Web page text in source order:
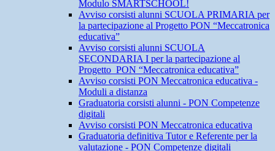
Modulo SMARTSCHOOL!
Avviso corsisti alunni SCUOLA PRIMARIA per
la partecipazione al Progetto PON “Meccatronica
educativa”
Avviso corsisti alunni SCUOLA
SECONDARIA I per la partecipazione al
Progetto PON “Meccatronica educativa”
Avviso corsisti PON Meccatronica educativa -
Moduli a distanza
Graduatoria corsisti alunni - PON Competenze
digitali
Avviso corsisti PON Meccatronica educativa
Graduatoria definitiva Tutor e Referente per la
valutazione - PON Competenze digitali